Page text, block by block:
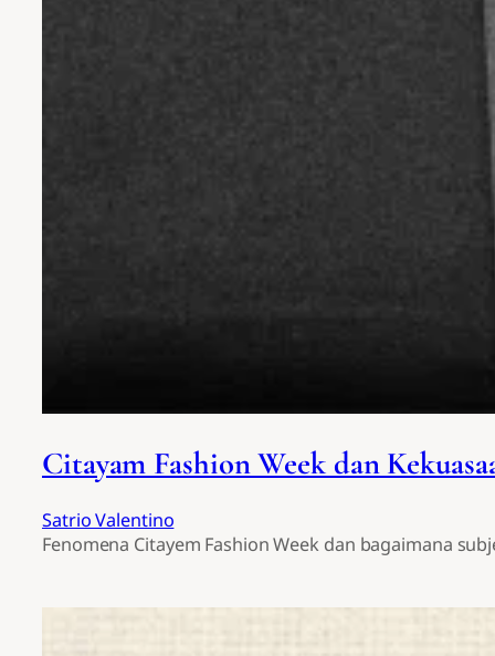
Citayam Fashion Week dan
Satrio Valentino
Fenomena Citayem Fashion Week dan bagaimana